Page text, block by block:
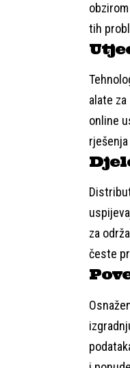
tih
alate
online
za
česte